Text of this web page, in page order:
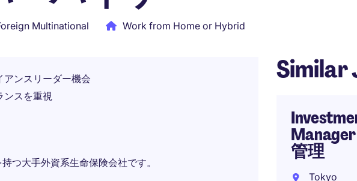
Multinational Work from Home or Hybrid
ンスリーダー機会
ンスを重視
つ大手外資系生命保険会社です。
Similar
管理
Tokyo